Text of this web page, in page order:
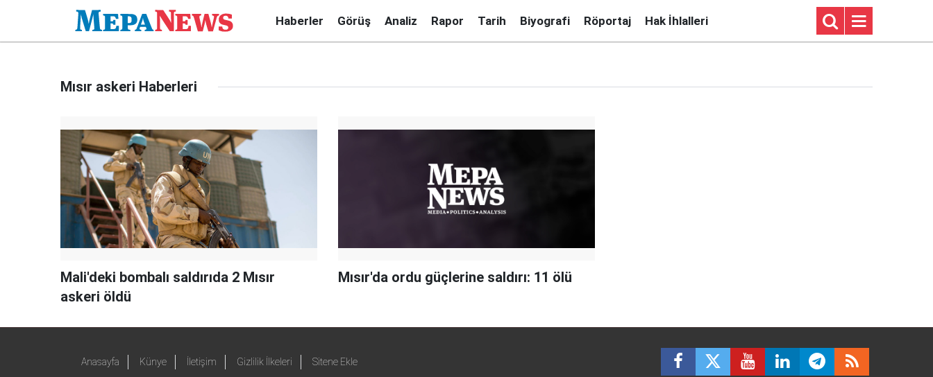
Haberler Görüş Analiz Rapor Tarih Biyografi Röportaj Hak İhlalleri
Mısır askeri Haberleri
Mali'deki bombalı saldırıda 2 Mısır
askeri öldü
Mısır'da ordu güçlerine saldırı: 11 ölü
Anasayfa Künye İletişim Gizlilik İlkeleri Sitene Ekle